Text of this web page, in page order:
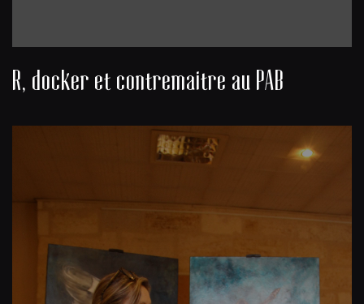
R, docker et contremaitre au PAB